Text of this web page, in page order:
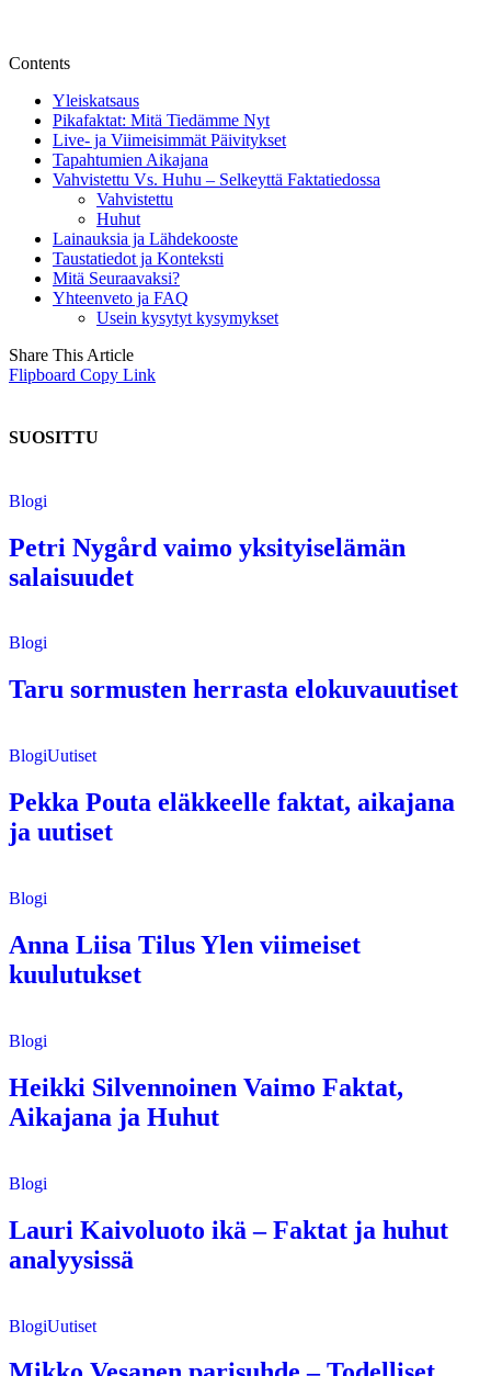
Contents
Yleiskatsaus
Pikafaktat: Mitä Tiedämme Nyt
Live- ja Viimeisimmät Päivitykset
Tapahtumien Aikajana
Vahvistettu Vs. Huhu – Selkeyttä Faktatiedossa
Vahvistettu
Huhut
Lainauksia ja Lähdekooste
Taustatiedot ja Konteksti
Mitä Seuraavaksi?
Yhteenveto ja FAQ
Usein kysytyt kysymykset
Share This Article
Flipboard Copy Link
SUOSITTU
Blogi
Petri Nygård vaimo yksityiselämän
salaisuudet
Blogi
Taru sormusten herrasta elokuvauutiset
BlogiUutiset
Pekka Pouta eläkkeelle faktat, aikajana
ja uutiset
Blogi
Anna Liisa Tilus Ylen viimeiset
kuulutukset
Blogi
Heikki Silvennoinen Vaimo Faktat,
Aikajana ja Huhut
Blogi
Lauri Kaivoluoto ikä – Faktat ja huhut
analyysissä
BlogiUutiset